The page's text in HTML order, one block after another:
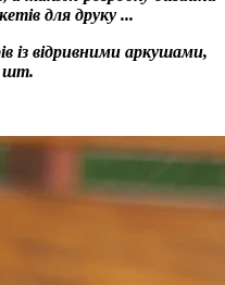
для друку ...
із відривними аркушами,
шт.